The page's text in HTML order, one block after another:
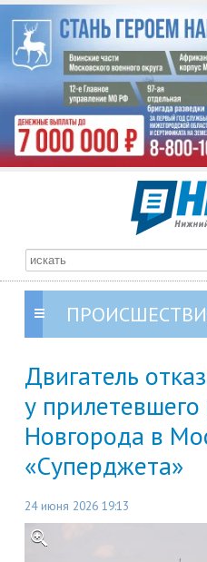
Двигатель
у
Новгорода в
«Суперджета»
24 июня 2026 19:13